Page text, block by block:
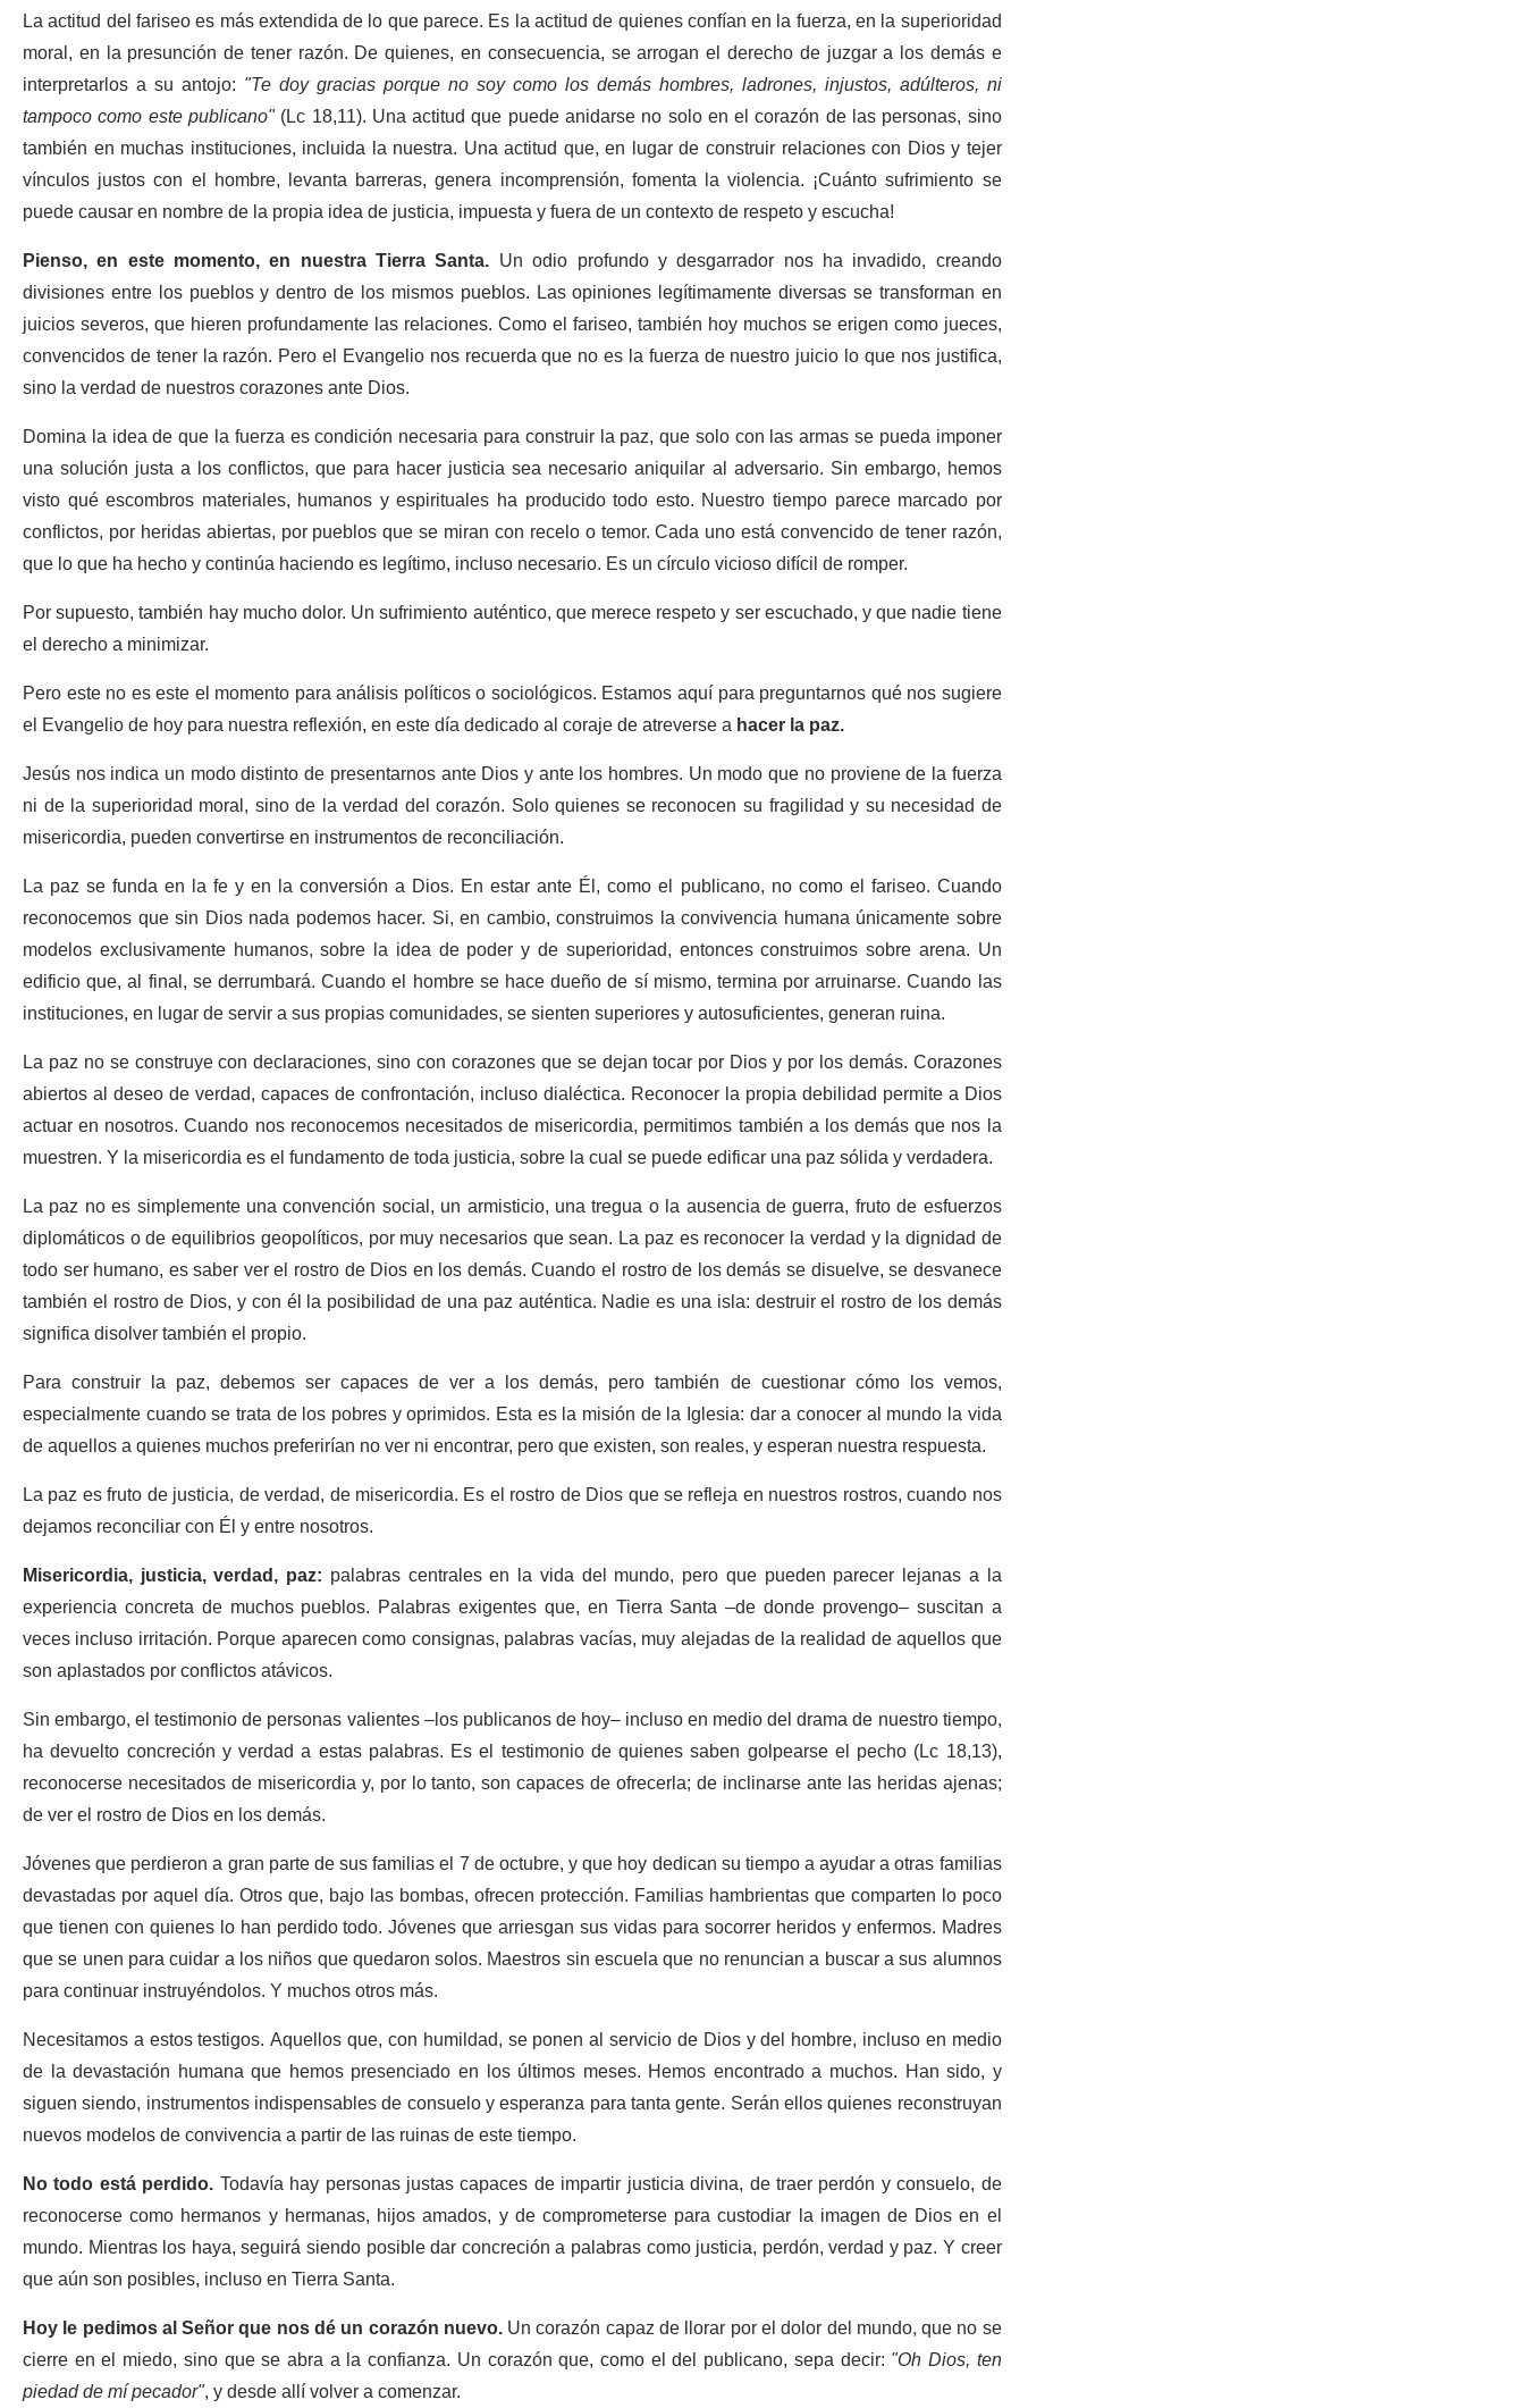
La actitud del fariseo es más extendida de lo que parece. Es la actitud de quienes confían en la fuerza, en la superioridad
moral, en la presunción de tener razón. De quienes, en consecuencia, se arrogan el derecho de juzgar a los demás e
interpretarlos a su antojo: "Te doy gracias porque no soy como los demás hombres, ladrones, injustos, adúlteros, ni
tampoco como este publicano"(Lc 18,11). Una actitud que puede anidarse no solo en el corazón de las personas, sino
también en muchas instituciones, incluida la nuestra. Una actitud que, en lugar de construir relaciones con Dios y tejer
vínculos justos con el hombre, levanta barreras, genera incomprensión, fomenta la violencia. ¡Cuánto sufrimiento se
puede causar en nombre de la propia idea de justicia, impuesta y fuera de un contexto de respeto y escucha!
Pienso, en este momento, en nuestra Tierra Santa. Un odio profundo y desgarrador nos ha invadido, creando
divisiones entre los pueblos y dentro de los mismos pueblos. Las opiniones legítimamente diversas se transforman en
juicios severos, que hieren profundamente las relaciones. Como el fariseo, también hoy muchos se erigen como jueces,
convencidos de tener la razón. Pero el Evangelio nos recuerda que no es la fuerza de nuestro juicio lo que nos justifica,
sino la verdad de nuestros corazones ante Dios.
Domina la idea de que la fuerza es condición necesaria para construir la paz, que solo con las armas se pueda imponer
una solución justa a los conflictos, que para hacer justicia sea necesario aniquilar al adversario. Sin embargo, hemos
visto qué escombros materiales, humanos y espirituales ha producido todo esto. Nuestro tiempo parece marcado por
conflictos, por heridas abiertas, por pueblos que se miran con recelo o temor. Cada uno está convencido de tener razón,
que lo que ha hecho y continúa haciendo es legítimo, incluso necesario. Es un círculo vicioso difícil de romper.
Por supuesto, también hay mucho dolor. Un sufrimiento auténtico, que merece respeto y ser escuchado, y que nadie tiene
el derecho a minimizar.
Pero este no es este el momento para análisis políticos o sociológicos. Estamos aquí para preguntarnos qué nos sugiere
el Evangelio de hoy para nuestra reflexión, en este día dedicado al coraje de atreverse ahacer la paz.
Jesús nos indica un modo distinto de presentarnos ante Dios y ante los hombres. Un modo que no proviene de la fuerza
ni de la superioridad moral, sino de la verdad del corazón. Solo quienes se reconocen su fragilidad y su necesidad de
misericordia, pueden convertirse en instrumentos de reconciliación.
La paz se funda en la fe y en la conversión a Dios. En estar ante Él, como el publicano, no como el fariseo. Cuando
reconocemos que sin Dios nada podemos hacer. Si, en cambio, construimos la convivencia humana únicamente sobre
modelos exclusivamente humanos, sobre la idea de poder y de superioridad, entonces construimos sobre arena. Un
edificio que, al final, se derrumbará. Cuando el hombre se hace dueño de sí mismo, termina por arruinarse. Cuando las
instituciones, en lugar de servir a sus propias comunidades, se sienten superiores y autosuficientes, generan ruina.
La paz no se construye con declaraciones, sino con corazones que se dejan tocar por Dios y por los demás. Corazones
abiertos al deseo de verdad, capaces de confrontación, incluso dialéctica. Reconocer la propia debilidad permite a Dios
actuar en nosotros. Cuando nos reconocemos necesitados de misericordia, permitimos también a los demás que nos la
muestren. Y la misericordia es el fundamento de toda justicia, sobre la cual se puede edificar una paz sólida y verdadera.
La paz no es simplemente una convención social, un armisticio, una tregua o la ausencia de guerra, fruto de esfuerzos
diplomáticos o de equilibrios geopolíticos, por muy necesarios que sean. La paz es reconocer la verdad y la dignidad de
todo ser humano, es saber ver el rostro de Dios en los demás. Cuando el rostro de los demás se disuelve, se desvanece
también el rostro de Dios, y con él la posibilidad de una paz auténtica. Nadie es una isla: destruir el rostro de los demás
significa disolver también el propio.
Para construir la paz, debemos ser capaces de ver a los demás, pero también de cuestionar cómo los vemos,
especialmente cuando se trata de los pobres y oprimidos. Esta es la misión de la Iglesia: dar a conocer al mundo la vida
de aquellos a quienes muchos preferirían no ver ni encontrar, pero que existen, son reales, y esperan nuestra respuesta.
La paz es fruto de justicia, de verdad, de misericordia. Es el rostro de Dios que se refleja en nuestros rostros, cuando nos
dejamos reconciliar con Él y entre nosotros.
Misericordia, justicia, verdad, paz: palabras centrales en la vida del mundo, pero que pueden parecer lejanas a la
experiencia concreta de muchos pueblos. Palabras exigentes que, en Tierra Santa –de donde provengo– suscitan a
veces incluso irritación. Porque aparecen como consignas, palabras vacías, muy alejadas de la realidad de aquellos que
son aplastados por conflictos atávicos.
Sin embargo, el testimonio de personas valientes –los publicanos de hoy– incluso en medio del drama de nuestro tiempo,
ha devuelto concreción y verdad a estas palabras. Es el testimonio de quienes saben golpearse el pecho (Lc 18,13),
reconocerse necesitados de misericordia y, por lo tanto, son capaces de ofrecerla; de inclinarse ante las heridas ajenas;
de ver el rostro de Dios en los demás.
Jóvenes que perdieron a gran parte de sus familias el 7 de octubre, y que hoy dedican su tiempo a ayudar a otras familias
devastadas por aquel día. Otros que, bajo las bombas, ofrecen protección. Familias hambrientas que comparten lo poco
que tienen con quienes lo han perdido todo. Jóvenes que arriesgan sus vidas para socorrer heridos y enfermos. Madres
que se unen para cuidar a los niños que quedaron solos. Maestros sin escuela que no renuncian a buscar a sus alumnos
para continuar instruyéndolos. Y muchos otros más.
Necesitamos a estos testigos. Aquellos que, con humildad, se ponen al servicio de Dios y del hombre, incluso en medio
de la devastación humana que hemos presenciado en los últimos meses. Hemos encontrado a muchos. Han sido, y
siguen siendo, instrumentos indispensables de consuelo y esperanza para tanta gente. Serán ellos quienes reconstruyan
nuevos modelos de convivencia a partir de las ruinas de este tiempo.
No todo está perdido.Todavía hay personas justas capaces de impartir justicia divina, de traer perdón y consuelo, de
reconocerse como hermanos y hermanas, hijos amados, y de comprometerse para custodiar la imagen de Dios en el
mundo. Mientras los haya, seguirá siendo posible dar concreción a palabras como justicia, perdón, verdad y paz. Y creer
que aún son posibles, incluso en Tierra Santa.
Hoy le pedimos al Señor que nos dé un corazón nuevo.Un corazón capaz de llorar por el dolor del mundo, que no se
cierre en el miedo, sino que se abra a la confianza. Un corazón que, como el del publicano, sepa decir: "Oh Dios, ten
piedad de mí pecador", y desde allí volver a comenzar.